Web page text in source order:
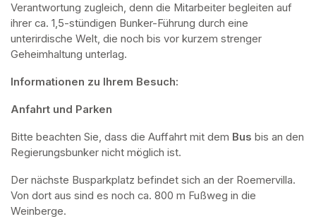
Verantwortung zugleich, denn die Mitarbeiter begleiten auf
ihrer ca. 1,5-stündigen Bunker-Führung durch eine
unterirdische Welt, die noch bis vor kurzem strenger
Geheimhaltung unterlag.
Informationen zu Ihrem Besuch:
Anfahrt und Parken
Bitte beachten Sie, dass die Auffahrt mit dem Bus bis an den
Regierungsbunker nicht möglich ist.
Der nächste Busparkplatz befindet sich an der Roemervilla.
Von dort aus sind es noch ca. 800 m Fußweg in die
Weinberge.